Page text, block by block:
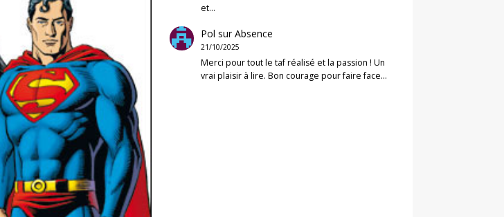
et…
Pol surAbsence
21/10/2025
Merci pour tout le taf réalisé et la passion ! Un
vrai plaisir à lire. Bon courage pour faire face…